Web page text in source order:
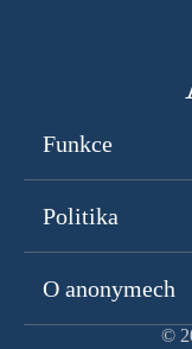
Funkce
Politika
O anonymech
©